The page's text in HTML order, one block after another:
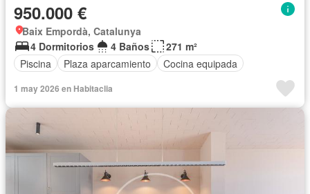
950.000 €
Baix Empordà, Catalunya
4 Dormitorios
4 Baños
271 m²
Piscina
Plaza aparcamiento Cocina equipada
1 may 2026 en Habitaclia